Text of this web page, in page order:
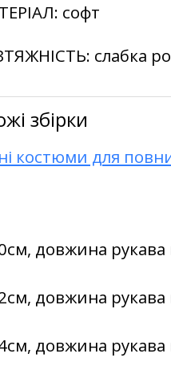
софт
слабка
збірки
костюми для
довжина
довжина
довжина